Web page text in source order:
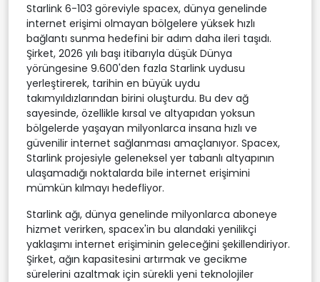
Starlink 6-103 göreviyle spacex, dünya genelinde
internet erişimi olmayan bölgelere yüksek hızlı
bağlantı sunma hedefini bir adım daha ileri taşıdı.
Şirket, 2026 yılı başı itibarıyla düşük Dünya
yörüngesine 9.600'den fazla Starlink uydusu
yerleştirerek, tarihin en büyük uydu
takımyıldızlarından birini oluşturdu. Bu dev ağ
sayesinde, özellikle kırsal ve altyapıdan yoksun
bölgelerde yaşayan milyonlarca insana hızlı ve
güvenilir internet sağlanması amaçlanıyor. Spacex,
Starlink projesiyle geleneksel yer tabanlı altyapının
ulaşamadığı noktalarda bile internet erişimini
mümkün kılmayı hedefliyor.
Starlink ağı, dünya genelinde milyonlarca aboneye
hizmet verirken, spacex'in bu alandaki yenilikçi
yaklaşımı internet erişiminin geleceğini şekillendiriyor.
Şirket, ağın kapasitesini artırmak ve gecikme
sürelerini azaltmak için sürekli yeni teknolojiler